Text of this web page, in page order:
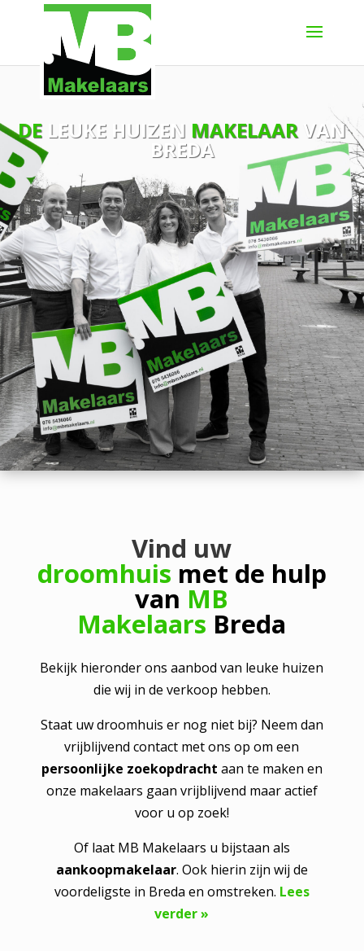
DE LEUKE HUIZEN MAKELAAR VAN
BREDA
Vind uw
droomhuis met de hulp
van MB
Makelaars Breda
Bekijk hieronder ons aanbod van leuke huizen
die wij in de verkoop hebben.
Staat uw droomhuis er nog niet bij? Neem dan
vrijblijvend contact met ons op om een
persoonlijke zoekopdracht aan te maken en
onze makelaars gaan vrijblijvend maar actief
voor u op zoek!
Of laat MB Makelaars u bijstaan als
aankoopmakelaar. Ook hierin zijn wij de
voordeligste in Breda en omstreken. Lees
verder »